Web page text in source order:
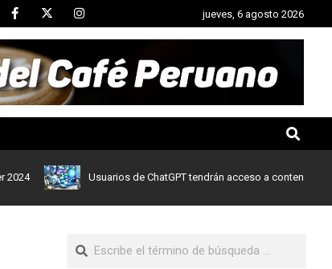
jueves, 6 agosto 2026
Usuarios de ChatGPT tendrán acceso a contenidos de